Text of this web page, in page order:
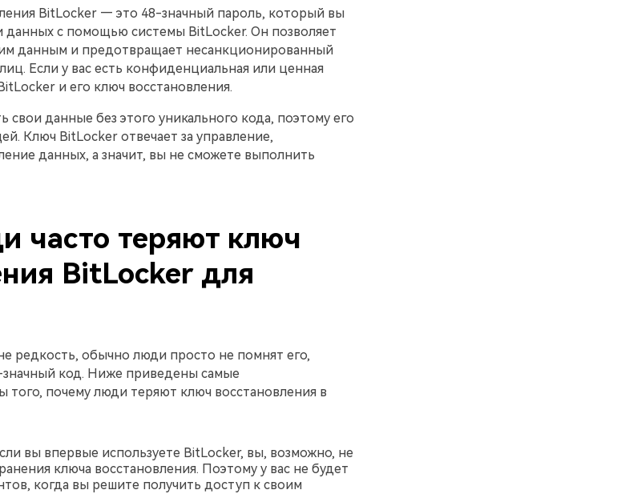
BitLocker — это 48-значный пароль, который вы
данных с помощью системы BitLocker. Он позволяет
данным и предотвращает несанкционированный
Если у вас есть конфиденциальная или ценная
и его ключ восстановления.
данные без этого уникального кода, поэтому его
Ключ BitLocker отвечает за управление,
данных, а значит, вы не сможете выполнить
часто теряют ключ
BitLocker для
редкость, обычно люди просто не помнят его,
код. Ниже приведены самые
того, почему люди теряют ключ восстановления в
вы впервые используете BitLocker, вы, возможно, не
ключа восстановления. Поэтому у вас не будет
когда вы решите получить доступ к своим